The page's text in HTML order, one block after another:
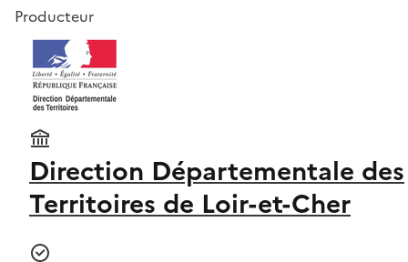
Producteur
Direction Départementale des
Territoires de Loir-et-Cher